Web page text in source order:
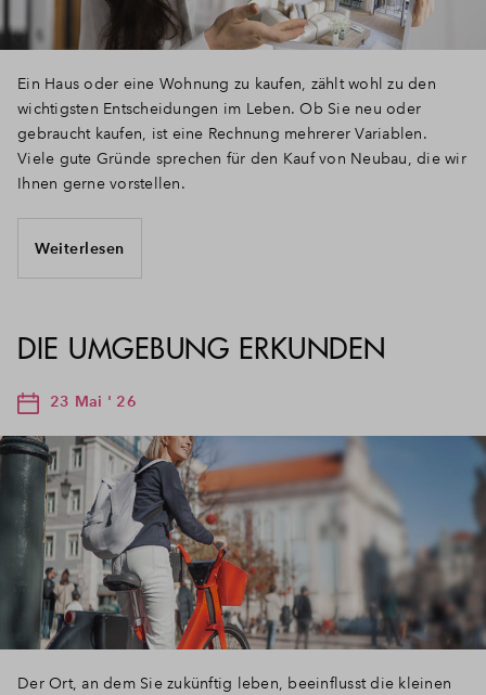
Ein Haus oder eine Wohnung zu kaufen, zählt wohl zu den
wichtigsten Entscheidungen im Leben. Ob Sie neu oder
gebraucht kaufen, ist eine Rechnung mehrerer Variablen.
Viele gute Gründe sprechen für den Kauf von Neubau, die wir
Ihnen gerne vorstellen.
Weiterlesen
DIE UMGEBUNG ERKUNDEN
23 Mai ' 26
Der Ort, an dem Sie zukünftig leben, beeinflusst die kleinen